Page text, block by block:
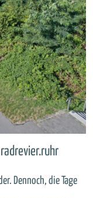
Dennoch, die Tage